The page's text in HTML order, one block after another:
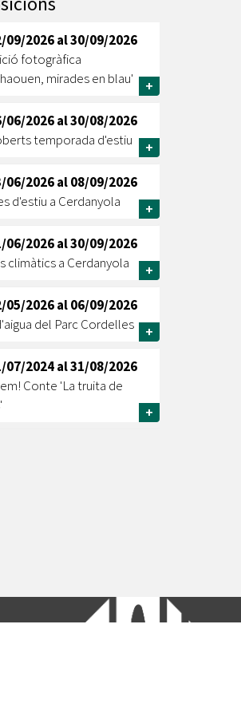
de Comptes
de Serveis i Tràmits
09/2026al30/09/2026
fotogràfica
mirades en blau'
+
06/2026al30/08/2026
temporada d'estiu
+
06/2026al08/09/2026
d'estiu a Cerdanyola
+
06/2026al30/09/2026
climàtics a Cerdanyola
+
05/2026al06/09/2026
del Parc Cordelles
+
07/2024al31/08/2026
Conte 'La truita de
+